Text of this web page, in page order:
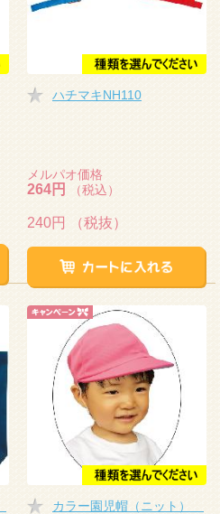
ハチマキNH110
メルパオ価格
264円 （税込）
240円 （税抜）
カラー園児帽（ニット）